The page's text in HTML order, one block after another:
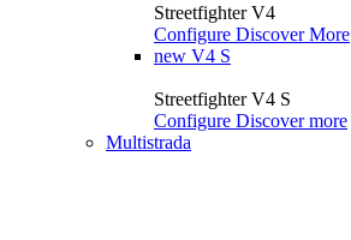
Streetfighter V4
Configure Discover More
new V4 S
Streetfighter V4 S
Configure Discover more
Multistrada